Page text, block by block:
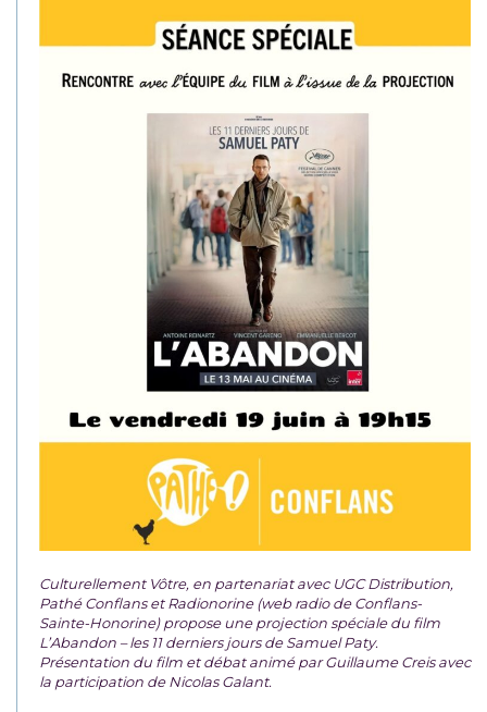
Culturellement Vôtre, en partenariat avec UGC Distribution,
Pathé Conflans et Radionorine (web radio de Conflans-
Sainte-Honorine) propose une projection spéciale du film
L’Abandon – les 11 derniers jours de Samuel Paty.
Présentation du film et débat animé par Guillaume Creis avec
la participation de Nicolas Galant.